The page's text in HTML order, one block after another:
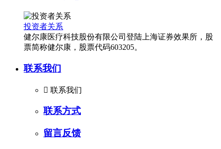
投资者关系
健尔康医疗科技股份有限公司登陆上海证券效果所，股
票简称健尔康，股票代码603205。
联系我们
 联系我们
联系方式
留言反馈